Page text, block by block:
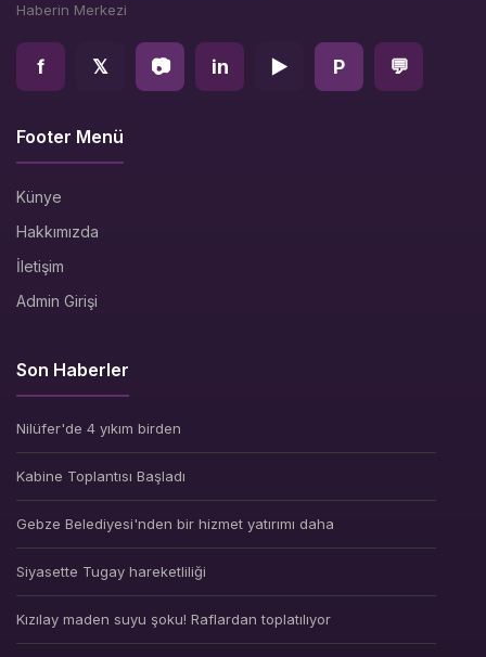
Haberin Merkezi
f 𝕏 📷 in ▶ P 💬
Footer Menü
Künye
Hakkımızda
İletişim
Admin Girişi
Son Haberler
Nilüfer'de 4 yıkım birden
Kabine Toplantısı Başladı
Gebze Belediyesi'nden bir hizmet yatırımı daha
Siyasette Tugay hareketliliği
Kızılay maden suyu şoku! Raflardan toplatılıyor